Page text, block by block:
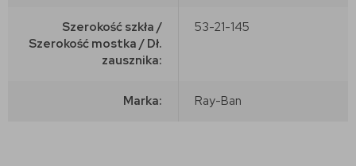
Szerokość szkła /
Szerokość mostka / Dł.
zausznika:
53-21-145
Marka: Ray-Ban